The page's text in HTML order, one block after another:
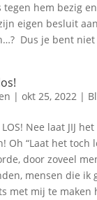
tegen hem bezig
eigen besluit
Dus je bent niet
| okt 25, 2022|
LOS! Nee laat JIJ
Oh “Laat het toch
door zoveel
mensen die ik
met mij te maken